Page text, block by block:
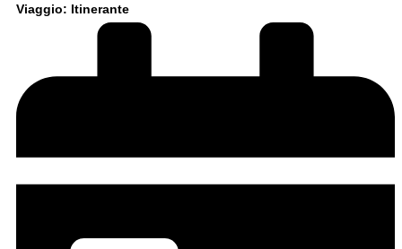
Viaggio: Itinerante